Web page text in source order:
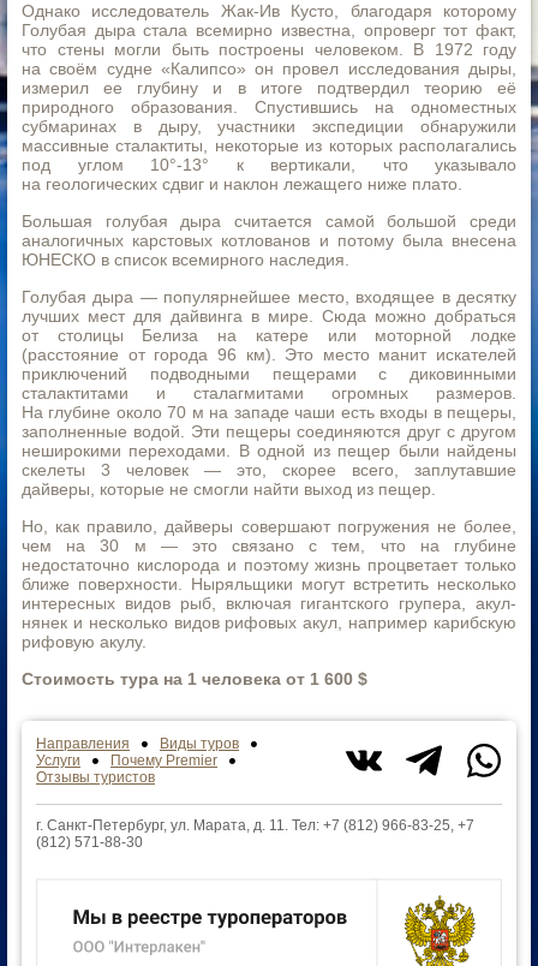
Однако исследователь Жак-Ив Кусто, благодаря которому
Голубая дыра стала всемирно известна, опроверг тот факт,
что стены могли быть построены человеком. В 1972 году
на своём судне «Калипсо» он провел исследования дыры,
измерил ее глубину и в итоге подтвердил теорию её
природного образования. Спустившись на одноместных
субмаринах в дыру, участники экспедиции обнаружили
массивные сталактиты, некоторые из которых располагались
под углом 10°-13° к вертикали, что указывало
на геологических сдвиг и наклон лежащего ниже плато.
Большая голубая дыра считается самой большой среди
аналогичных карстовых котлованов и потому была внесена
ЮНЕСКО в список всемирного наследия.
Голубая дыра — популярнейшее место, входящее в десятку
лучших мест для дайвинга в мире. Сюда можно добраться
от столицы Белиза на катере или моторной лодке
(расстояние от города 96 км). Это место манит искателей
приключений подводными пещерами с диковинными
сталактитами и сталагмитами огромных размеров.
На глубине около 70 м на западе чаши есть входы в пещеры,
заполненные водой. Эти пещеры соединяются друг с другом
неширокими переходами. В одной из пещер были найдены
скелеты 3 человек — это, скорее всего, заплутавшие
дайверы, которые не смогли найти выход из пещер.
Но, как правило, дайверы совершают погружения не более,
чем на 30 м — это связано с тем, что на глубине
недостаточно кислорода и поэтому жизнь процветает только
ближе поверхности. Ныряльщики могут встретить несколько
интересных видов рыб, включая гигантского групера, акул-
нянек и несколько видов рифовых акул, например карибскую
рифовую акулу.
Стоимость тура на 1 человека от 1 600 $
Направления
Виды туров
Услуги
Почему Premier
Отзывы туристов
г. Санкт-Петербург, ул. Марата, д. 11. Тел: +7 (812) 966-83-25, +7
(812) 571-88-30